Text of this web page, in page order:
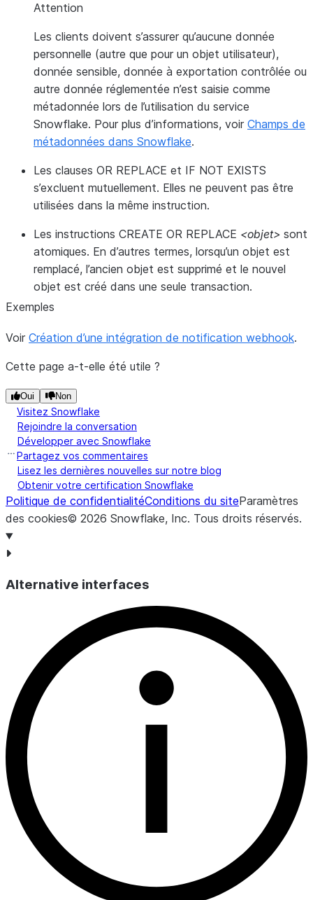
Attention
Les clients doivent s’assurer qu’aucune donnée
personnelle (autre que pour un objet utilisateur),
donnée sensible, donnée à exportation contrôlée ou
autre donnée réglementée n’est saisie comme
métadonnée lors de l’utilisation du service
Snowflake. Pour plus d’informations, voir Champs de
métadonnées dans Snowflake.
Les clauses OR REPLACE et IF NOT EXISTS
s’excluent mutuellement. Elles ne peuvent pas être
utilisées dans la même instruction.
Les instructions CREATE OR REPLACE <objet> sont
atomiques. En d’autres termes, lorsqu’un objet est
remplacé, l’ancien objet est supprimé et le nouvel
objet est créé dans une seule transaction.
Exemples
Voir Création d’une intégration de notification webhook.
Cette page a-t-elle été utile ?
Oui Non
Visitez Snowflake
Rejoindre la conversation
Développer avec Snowflake
Partagez vos commentaires
Lisez les dernières nouvelles sur notre blog
Obtenir votre certification Snowflake
Politique de confidentialitéConditions du siteParamètres
des cookies© 2026 Snowflake, Inc. Tous droits réservés.
Alternative interfaces